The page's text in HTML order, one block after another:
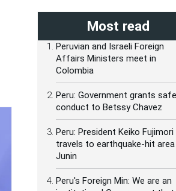
Most read
Peruvian and Israeli Foreign
Affairs Ministers meet in
Colombia
Peru: Government grants
conduct to Betssy Chavez
Peru: President Keiko Fujimori
travels to earthquake-hit area
Junin
Peru's Foreign Min: We are an